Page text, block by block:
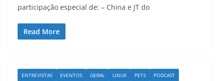
participação especial de: – China e JT do
Read More
ENTREVISTAS EVENTOS GERAL LINUX PETS
PODCAST